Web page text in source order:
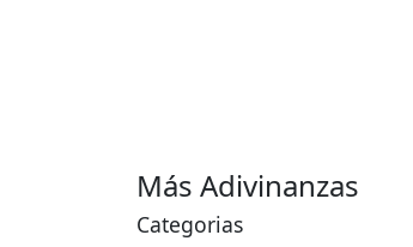
Más Adivinanzas
Categorias